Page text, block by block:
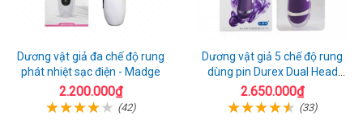
Dương vật giả đa chế độ rung
phát nhiệt sạc điện - Madge
2.200.000₫
(42)
Dương vật giả 5 chế độ rung
dùng pin Durex Dual Head
Pulsing
2.650.000₫
(33)